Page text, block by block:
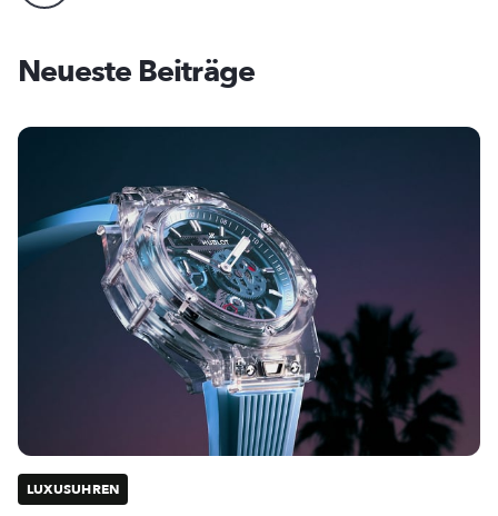
Neueste Beiträge
LUXUSUHREN